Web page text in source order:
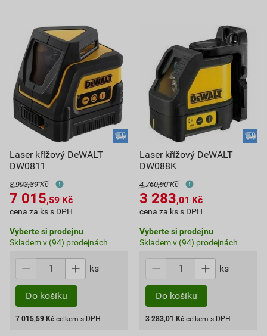
Laser křížový DeWALT
DW0811
8 993,39 Kč
7 015,59 Kč
cena za ks s DPH
Vyberte si prodejnu
Skladem v (94) prodejnách
ks
Do košíku
7 015,59 Kč celkem s DPH
Laser křížový DeWALT
DW088K
4 760,90 Kč
3 283,01 Kč
cena za ks s DPH
Vyberte si prodejnu
Skladem v (94) prodejnách
ks
Do košíku
3 283,01 Kč celkem s DPH